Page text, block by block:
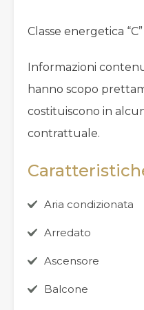
Classe energetica
Informazioni
hanno scopo
costituiscono in
contrattuale.
Aria condizionata
Arredato
Ascensore
Balcone